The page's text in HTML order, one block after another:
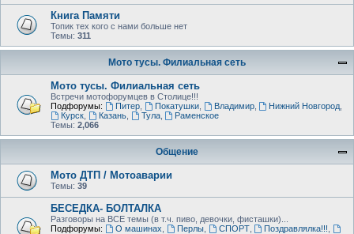
Книга Памяти
Топик тех кого с нами больше нет
Темы: 311
Мото тусы. Филиальная сеть
Мото тусы. Филиальная сеть
Встречи мотофорумцев в Столице!!!
Подфорумы:
Питер, Покатушки, Владимир, Нижний Новгород
Курск, Казань, Тула,
Раменское
Темы: 2,066
Общение
Мото ДТП / Мотоаварии
Темы: 39
БЕСЕДКА- БОЛТАЛКА
Разговоры на ВСЕ темы (в т.ч. пиво, девочки, фисташки)...
Подфорумы:
О машинах Перлы, СПОРТ, Поздравлялка!!!